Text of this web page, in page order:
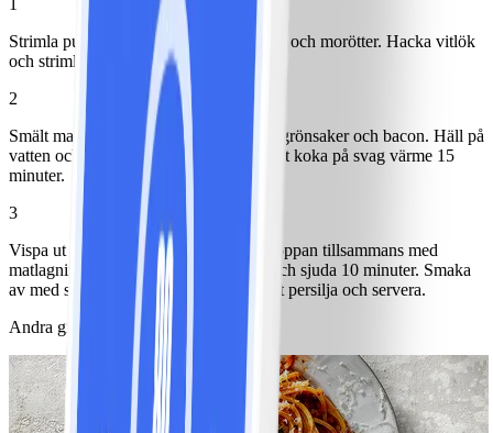
Strimla purjolök. Skala och tärna potatis och morötter. Hacka vitlök
och strimla bacon.
2
Smält margarin i en gryta. Fräs potatis, grönsaker och bacon. Häll på
vatten och smula ner buljongtärning. Låt koka på svag värme 15
minuter.
3
Vispa ut mjöl i mjölken och häll det i soppan tillsammans med
matlagningsgrädde. Låt det koka upp och sjuda 10 minuter. Smaka
av med salt och peppar. Strö över klippt persilja och servera.
Andra gillade också